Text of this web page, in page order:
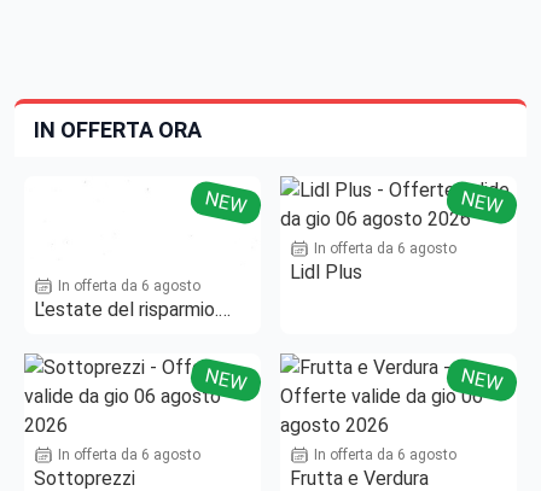
IN OFFERTA ORA
NEW
In offerta da 6 agosto
L'estate del risparmio.
NEW
In offerta da 6 agosto
Lidl Plus
NEW
In offerta da 6 agosto
Sottoprezzi
NEW
In offerta da 6 agosto
Frutta e Verdura